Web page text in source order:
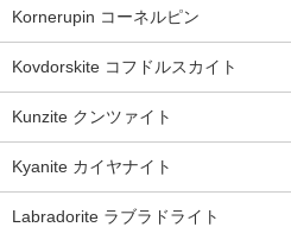
Kornerupin コーネルピン
Kovdorskite コフドルスカイト
Kunzite クンツァイト
Kyanite カイヤナイト
Labradorite ラブラドライト